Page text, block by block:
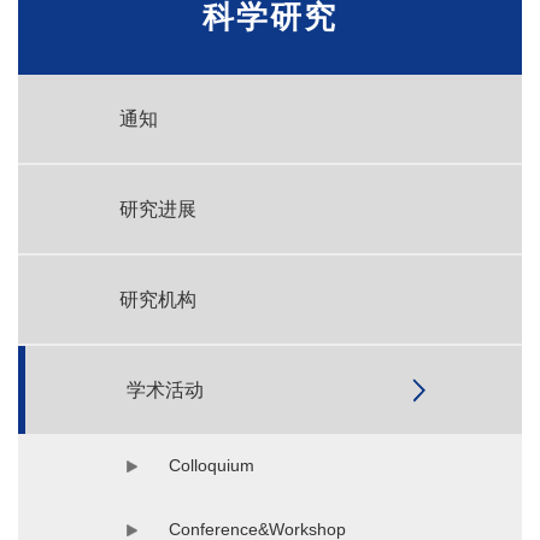
科学研究
通知
研究进展
研究机构
学术活动
Colloquium
Conference&Workshop